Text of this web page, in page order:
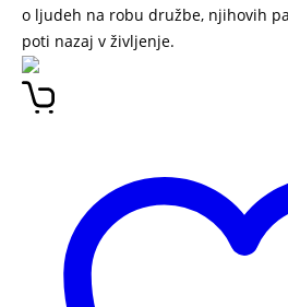
o ljudeh na robu družbe, njihovih
poti nazaj v življenje.